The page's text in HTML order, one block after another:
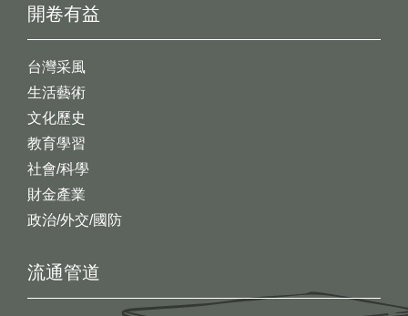
開卷有益
台灣采風
生活藝術
文化歷史
教育學習
社會/科學
財金產業
政治/外交/國防
流通管道